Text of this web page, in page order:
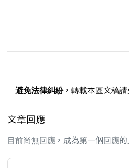
避免法律糾紛，轉載本區文稿
文章回應
目前尚無回應，成為第一個回應的